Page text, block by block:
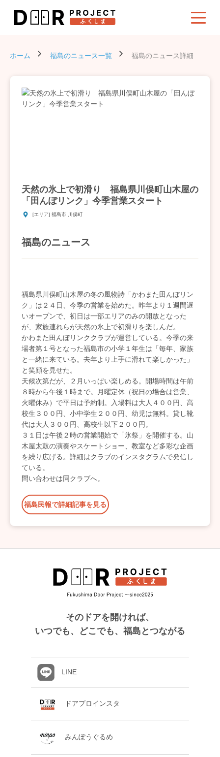
ホーム 福島のニュース一覧 福島のニュース詳細
天然の氷上で初滑り 福島県川俣町山木屋の
「田んぼリンク」今季営業スタート
[エリア] 福島市 川俣町
福島のニュース
福島県川俣町山木屋の冬の風物詩「かわまた田んぼリン
ク」は２４日、今季の営業を始めた。昨年より１週間遅
いオープンで、初日は一部エリアのみの開放となった
が、家族連れらが天然の氷上で初滑りを楽しんだ。
かわまた田んぼリンククラブが運営している。今季の来
場者第１号となった福島市の小学１年生は「毎年、家族
と一緒に来ている。去年より上手に滑れて楽しかった」
と笑顔を見せた。
天候次第だが、２月いっぱい楽しめる。開場時間は午前
８時から午後１時まで。月曜定休（祝日の場合は営業、
火曜休み）で平日は予約制。入場料は大人４００円、高
校生３００円、小中学生２００円、幼児は無料。貸し靴
代は大人３００円、高校生以下２００円。
３１日は午後２時の営業開始で「氷祭」を開催する。山
木屋太鼓の演奏やスケートショー、教室など多彩な企画
を繰り広げる。詳細はクラブのインスタグラムで発信し
ている。
問い合わせは同クラブへ。
福島民報で詳細記事を見る
そのドアを開ければ、
いつでも、どこでも、福島とつながる
LINE
ドアプロインスタ
みんぽうぐるめ